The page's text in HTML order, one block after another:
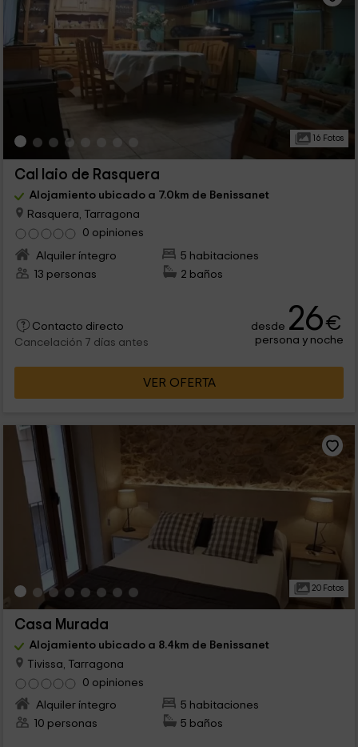
16 Fotos
Cal Iaio de Rasquera
Alojamiento ubicado a 7.0km de Benissanet
Rasquera, Tarragona
0 opiniones
Alquiler íntegro
5 habitaciones
13 personas
2 baños
Contacto directo
Cancelación 7 días antes
desde 26€
persona y noche
VER OFERTA
20 Fotos
Casa Murada
Alojamiento ubicado a 8.4km de Benissanet
Tivissa, Tarragona
0 opiniones
Alquiler íntegro
5 habitaciones
10 personas
5 baños